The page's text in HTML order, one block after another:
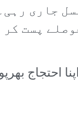
جاری
پست کر
احتجاج